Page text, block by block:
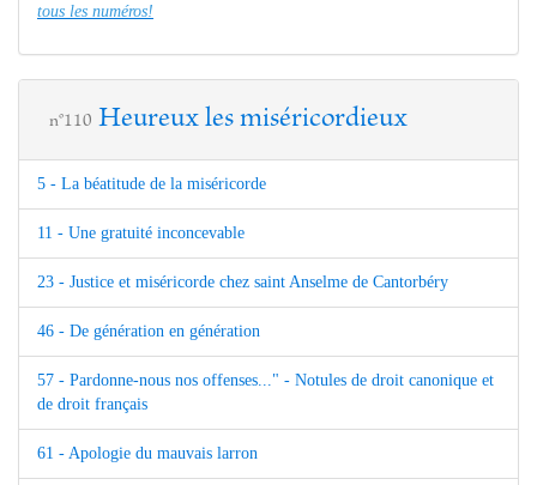
tous les numéros!
n°110 Heureux les miséricordieux
5 - La béatitude de la miséricorde
11 - Une gratuité inconcevable
23 - Justice et miséricorde chez saint Anselme de Cantorbéry
46 - De génération en génération
57 - Pardonne-nous nos offenses..." - Notules de droit canonique et
de droit français
61 - Apologie du mauvais larron